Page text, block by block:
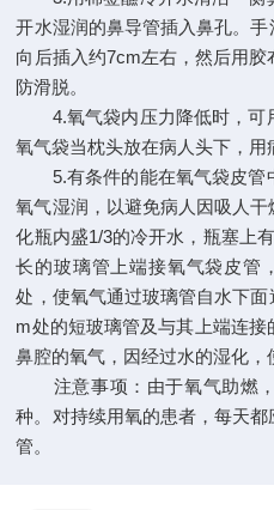
开水湿润的鼻导管插入鼻孔。
向后插入约7cm左右，然后用
防滑脱。
4.氧气袋内压力降低时，可
氧气袋当枕头放在病人头下，用
5.有条件的能在氧气袋皮管
氧气湿润，以避免病人因吸人
化瓶内盛1/3的冷开水，瓶塞上
长的玻璃管上端接氧气袋皮管
处，使氧气通过玻璃管自水下
m处的短玻璃管及与其上端连
鼻腔的氧气，因经过水的湿化，
注意事项：由于氧气助燃，
种。对持续用氧的患者，每天
管。